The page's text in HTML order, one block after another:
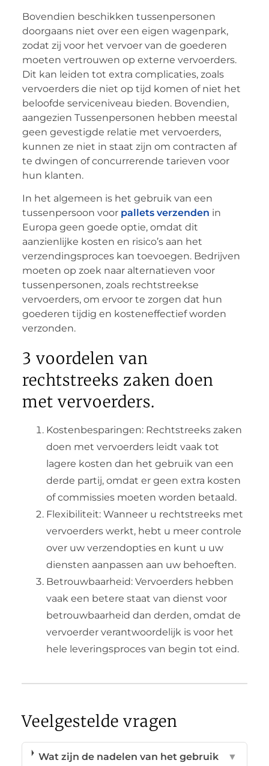
Bovendien beschikken tussenpersonen
doorgaans niet over een eigen wagenpark,
zodat zij voor het vervoer van de goederen
moeten vertrouwen op externe vervoerders.
Dit kan leiden tot extra complicaties, zoals
vervoerders die niet op tijd komen of niet het
beloofde serviceniveau bieden. Bovendien,
aangezien Tussenpersonen hebben meestal
geen gevestigde relatie met vervoerders,
kunnen ze niet in staat zijn om contracten af
te dwingen of concurrerende tarieven voor
hun klanten.
In het algemeen is het gebruik van een
tussenpersoon voor pallets verzenden in
Europa geen goede optie, omdat dit
aanzienlijke kosten en risico’s aan het
verzendingsproces kan toevoegen. Bedrijven
moeten op zoek naar alternatieven voor
tussenpersonen, zoals rechtstreekse
vervoerders, om ervoor te zorgen dat hun
goederen tijdig en kosteneffectief worden
verzonden.
3 voordelen van
rechtstreeks zaken doen
met vervoerders.
Kostenbesparingen: Rechtstreeks zaken
doen met vervoerders leidt vaak tot
lagere kosten dan het gebruik van een
derde partij, omdat er geen extra kosten
of commissies moeten worden betaald.
Flexibiliteit: Wanneer u rechtstreeks met
vervoerders werkt, hebt u meer controle
over uw verzendopties en kunt u uw
diensten aanpassen aan uw behoeften.
Betrouwbaarheid: Vervoerders hebben
vaak een betere staat van dienst voor
betrouwbaarheid dan derden, omdat de
vervoerder verantwoordelijk is voor het
hele leveringsproces van begin tot eind.
Veelgestelde vragen
Wat zijn de nadelen van het gebruik
▼